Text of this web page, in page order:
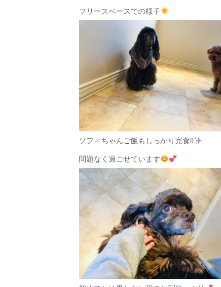
フリースペースでの様子
ソフィちゃんご飯もしっかり完食!!
問題なく過ごせています